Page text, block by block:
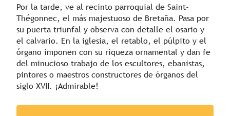
Por la tarde, ve al recinto parroquial de Saint-
Thégonnec, el más majestuoso de Bretaña. Pasa por
su puerta triunfal y observa con detalle el osario y
el calvario. En la iglesia, el retablo, el púlpito y el
órgano imponen con su riqueza ornamental y dan fe
del minucioso trabajo de los escultores, ebanistas,
pintores o maestros constructores de órganos del
siglo XVII. ¡Admirable!